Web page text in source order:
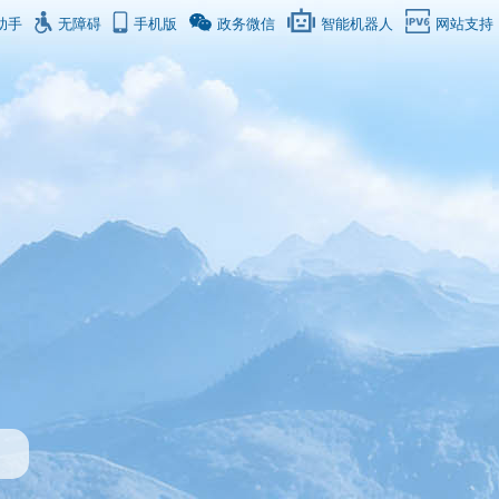
手 无障碍 手机版 政务微信 智能机器人 网站支持